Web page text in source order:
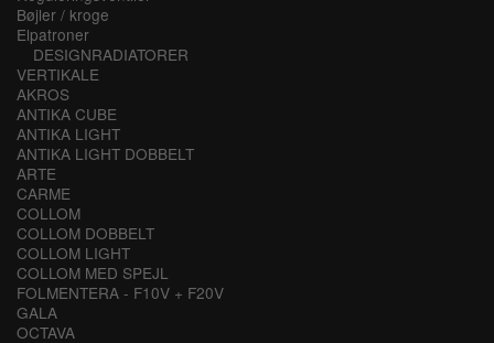
Bøjler / kroge
Elpatroner
DESIGNRADIATORER
VERTIKALE
AKROS
ANTIKA CUBE
ANTIKA LIGHT
ANTIKA LIGHT DOBBELT
ARTE
CARME
COLLOM
COLLOM DOBBELT
COLLOM LIGHT
COLLOM MED SPEJL
FOLMENTERA - F10V + F20V
GALA
OCTAVA